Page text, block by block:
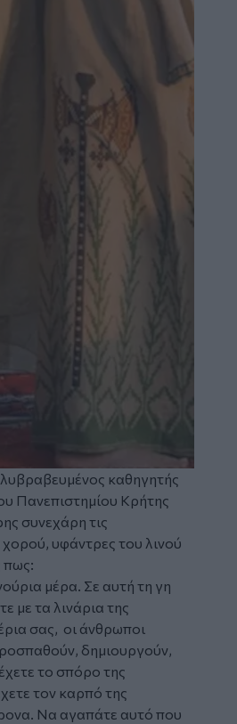
καθηγητής
Πανεπιστημίου Κρήτης
συνεχάρη τις
υφάντρες του λινού
πως:
μέρα. Σε αυτή τη γη
με τα λινάρια της
σας, οι άνθρωποι
δημιουργούν,
το σπόρο της
τον καρπό της
Να αγαπάτε αυτό που